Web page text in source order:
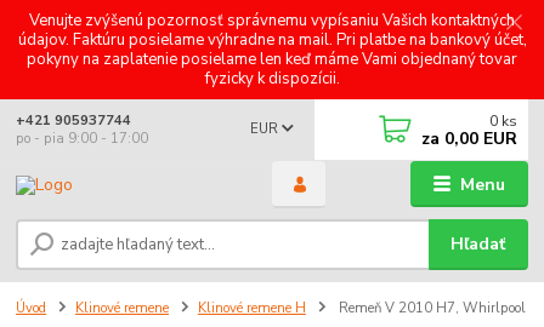
Venujte zvýšenú pozornosť správnemu vypísaniu Vašich kontaktných
údajov. Faktúru posielame výhradne na mail. Pri platbe na bankový účet,
pokyny na zaplatenie posielame len keď máme Vami objednaný tovar
fyzicky k dispozícii.
Menu
EUR
Hľadať
+421 905937744
po - pia 9:00 - 17:00
0 ks
za 0,00 EUR
Úvod Klinové remene Klinové remene H Remeň V 2010 H7, Whirlpool